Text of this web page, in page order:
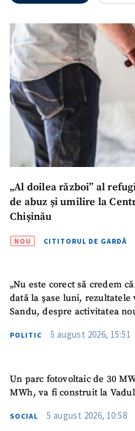
„Al doilea război” al
de abuz și umilire la
Chișinău
NOU CITITORUL DE GARDĂ
„Nu este corect să credem
dată la șase luni,
Sandu, despre activitatea
POLITIC 5 august 2026, 15:51
Un parc fotovoltaic de 30
MWh, va fi construit la
SOCIAL 5 august 2026, 10:58